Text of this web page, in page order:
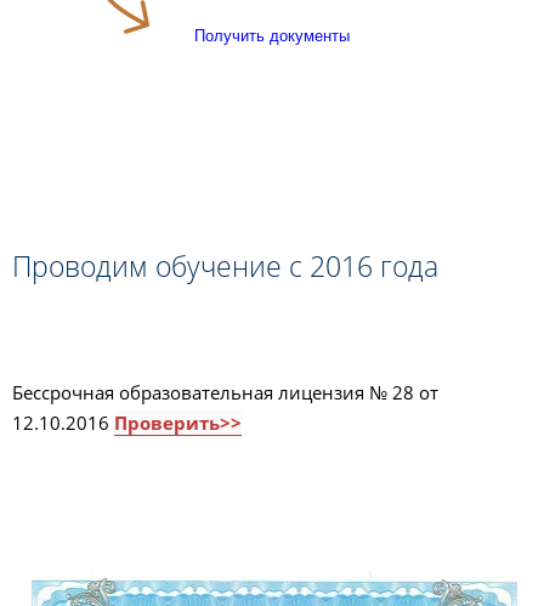
Получить документы
Проводим обучение с 2016 года
Бессрочная образовательная лицензия № 28 от
12.10.2016 Проверить>>